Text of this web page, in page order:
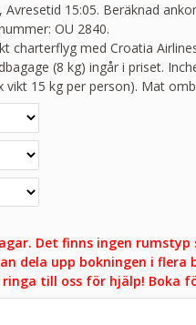
Avresetid 15:05. Beräknad
OU 2840.
charterflyg med Croatia
(8 kg) ingår i priset.
vikt 15 kg per person). Mat
Det finns ingen
dela upp bokningen i
ringa till oss för hjälp! Boka